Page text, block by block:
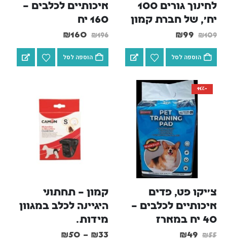
יח', של חברת קמון
₪109
₪99
הוספה לסל
איכותיים לכלבים –
160 יח
₪196
₪160
הוספה לסל
-11%
צ'יקו פט, פדים
איכותיים לכלבים –
40 יח במארז
₪55
₪49
קמון – תחתוני
היגיינה לכלב במגוון
מידות.
₪33
–
₪50